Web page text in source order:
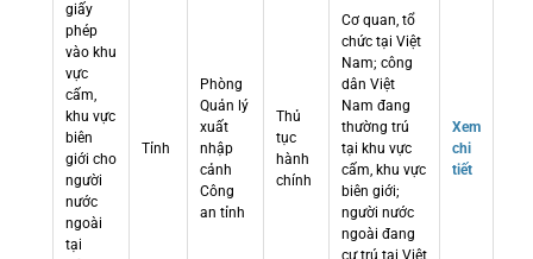
giấy
phép
vào khu
vực
cấm,
khu vực
biên
giới cho
người
nước
ngoài
tại
Tỉnh
Phòng
Quản lý
xuất
nhập
cảnh
Công
an tỉnh
Thủ
tục
hành
chính
Cơ quan, tổ
chức tại Việt
Nam; công
dân Việt
Nam đang
thường trú
tại khu vực
cấm, khu vực
biên giới;
người nước
ngoài đang
cư trú tại Việt
Xem
chi
tiết